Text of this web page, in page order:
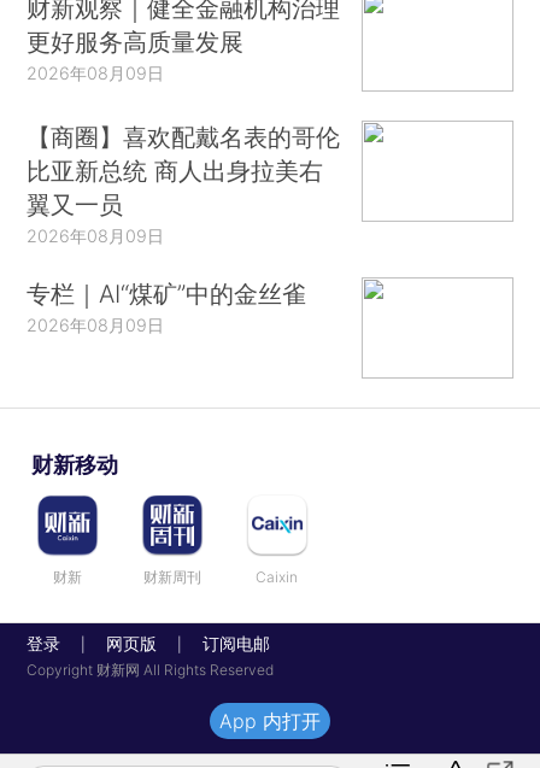
财新观察｜健全金融机构治理
更好服务高质量发展
2026年08月09日
【商圈】喜欢配戴名表的哥伦
比亚新总统 商人出身拉美右
翼又一员
2026年08月09日
专栏｜AI“煤矿”中的金丝雀
2026年08月09日
财新移动
财新 财新周刊 Caixin
登录 网页版 订阅电邮
Copyright 财新网 All Rights Reserved
App 内打开